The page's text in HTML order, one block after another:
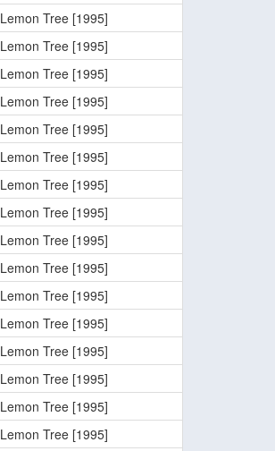
Lemon Tree [1995]
Lemon Tree [1995]
Lemon Tree [1995]
Lemon Tree [1995]
Lemon Tree [1995]
Lemon Tree [1995]
Lemon Tree [1995]
Lemon Tree [1995]
Lemon Tree [1995]
Lemon Tree [1995]
Lemon Tree [1995]
Lemon Tree [1995]
Lemon Tree [1995]
Lemon Tree [1995]
Lemon Tree [1995]
Lemon Tree [1995]